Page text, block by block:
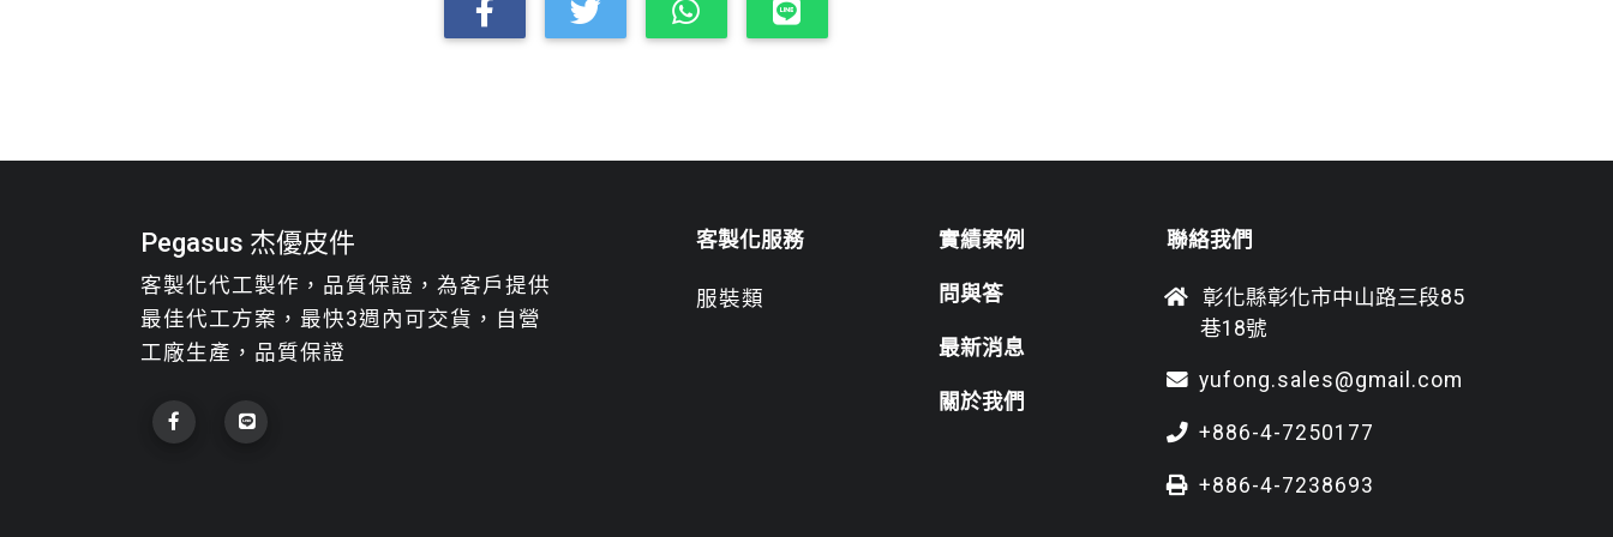
Pegasus 杰優皮件
客製化代工製作，品質保證，為客戶提供
最佳代工方案，最快3週內可交貨，自營
工廠生產，品質保證
客製化服務
服裝類
實績案例
問與答
最新消息
關於我們
聯絡我們
彰化縣彰化市中山路三段85
巷18號
yufong.sales@gmail.com
+886-4-7250177
+886-4-7238693